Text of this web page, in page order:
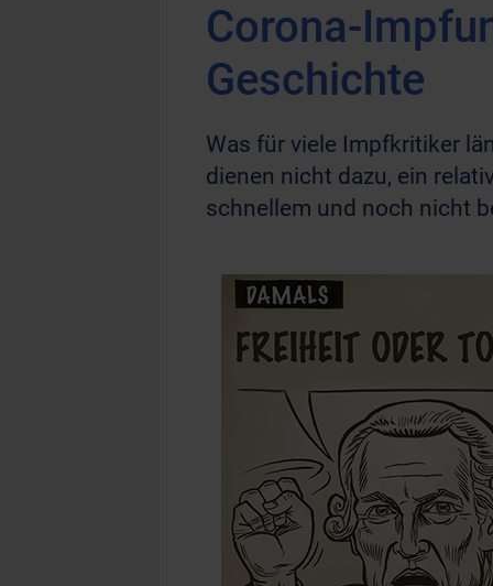
Corona-
Geschichte
Was für viele Impfkritiker
dienen nicht dazu, ein
schnellem und noch nicht